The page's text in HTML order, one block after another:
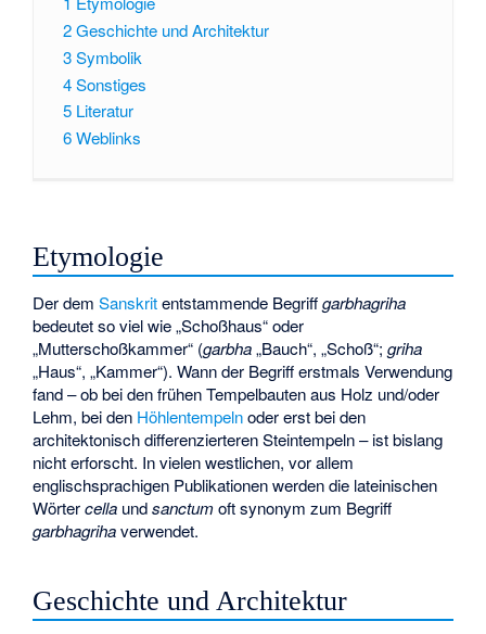
2Geschichte und Architektur
3Symbolik
4Sonstiges
5 Literatur
6Weblinks
Etymologie
Der demSanskritentstammende Begriffgarbhagriha
bedeutet so viel wie „Schoßhaus“ oder
„Mutterschoßkammer“ (garbha„Bauch“, „Schoß“;griha
„Haus“, „Kammer“). Wann der Begriff erstmals Verwendung
fand – ob bei den frühen Tempelbauten aus Holz und/oder
Lehm, bei den Höhlentempelnoder erst bei den
architektonisch differenzierteren Steintempeln – ist bislang
nicht erforscht. In vielen westlichen, vor allem
englischsprachigen Publikationen werden die lateinischen
Wörtercella undsanctum oft synonym zum Begriff
garbhagrihaverwendet.
Geschichte und Architektur